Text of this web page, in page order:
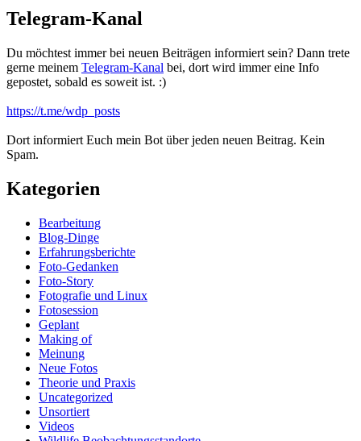
Telegram-Kanal
Du möchtest immer bei neuen Beiträgen informiert sein? Dann trete
gerne meinem Telegram-Kanal bei, dort wird immer eine Info
gepostet, sobald es soweit ist. :)
https://t.me/wdp_posts
Dort informiert Euch mein Bot über jeden neuen Beitrag. Kein
Spam.
Kategorien
Bearbeitung
Blog-Dinge
Erfahrungsberichte
Foto-Gedanken
Foto-Story
Fotografie und Linux
Fotosession
Geplant
Making of
Meinung
Neue Fotos
Theorie und Praxis
Uncategorized
Unsortiert
Videos